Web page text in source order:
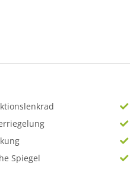
Spiegel